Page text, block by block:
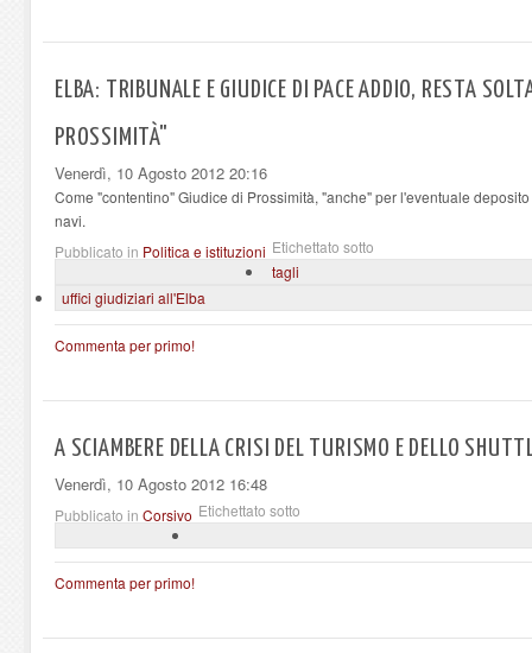
ELBA: TRIBUNALE E GIUDICE DI PACE ADDIO, RESTA
PROSSIMITÀ"
Venerdì, 10 Agosto 2012 20:16
Come "contentino" Giudice di Prossimità, "anche" per l'eventuale
navi.
Pubblicato in Politica e istituzioni Etichettato sotto
tagli
uffici giudiziari all'Elba
Commenta per primo!
A SCIAMBERE DELLA CRISI DEL TURISMO E DELLO
Venerdì, 10 Agosto 2012 16:48
Pubblicato in Corsivo Etichettato sotto
Commenta per primo!